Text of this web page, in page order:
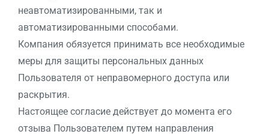
неавтоматизированными, так и
автоматизированными способами.
Компания обязуется принимать все необходимые
меры для защиты персональных данных
Пользователя от неправомерного доступа или
раскрытия.
Настоящее согласие действует до момента его
отзыва Пользователем путем направления